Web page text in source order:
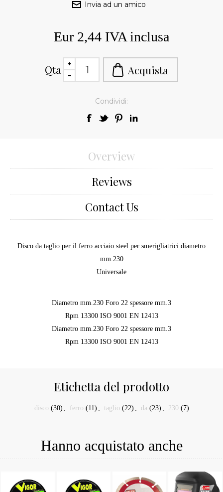
Eur 2,44 IVA inclusa
Qta
Condividi:
Overview
Reviews
Contact Us
Disco da taglio per il ferro acciaio steel per smerigliatrici diametro
mm.230
Universale
Diametro mm.230 Foro 22 spessore mm.3
Rpm 13300 ISO 9001 EN 12413
Diametro mm.230 Foro 22 spessore mm.3
Rpm 13300 ISO 9001 EN 12413
Etichetta del prodotto
disco (30) , ferro (11) , taglio (22) , da (23) , 230 (7)
Hanno acquistato anche